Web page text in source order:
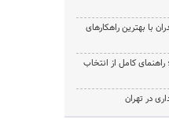
با بهترین راهکارهای
ویزای تحصیلی کانادا ۲۰۲۵؛ راهنمای کامل از انتخاب
در تهران